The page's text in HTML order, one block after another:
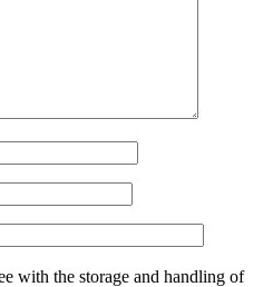
with the storage and handling of